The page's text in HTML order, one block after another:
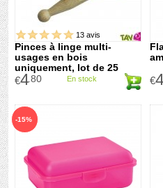
Pinces à linge multi-
usages en bois
uniquement, lot de 25
€4 .80 En stock
13 avis
€4
-15%